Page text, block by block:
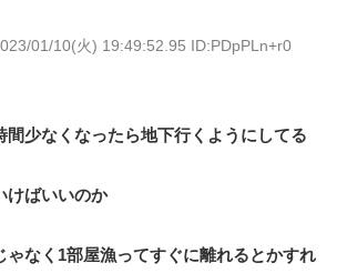
01/10(火) 19:49:52.95 ID:PDpPLn+r0
間少なくなったら地下行くようにしてる
けばいいのか
ゃなく1部屋漁ってすぐに離れるとかすれ